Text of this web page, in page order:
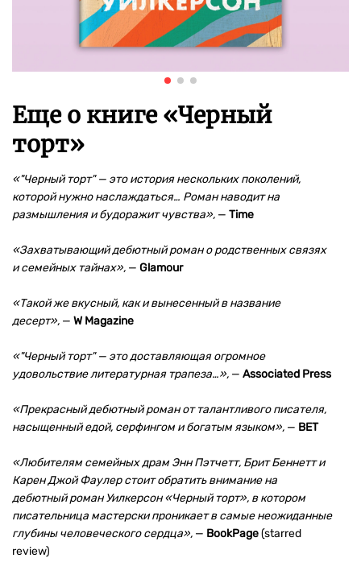
Еще о книге «Черный
торт»
«"Черный торт" — это история нескольких поколений,
которой нужно наслаждаться… Роман наводит на
размышления и будоражит чувства», — Time
«Захватывающий дебютный роман о родственных связях
и семейных тайнах», — Glamour
«Такой же вкусный, как и вынесенный в название
десерт», — W Magazine
«"Черный торт" — это доставляющая огромное
удовольствие литературная трапеза…», — Associated Press
«Прекрасный дебютный роман от талантливого писателя,
насыщенный едой, серфингом и богатым языком», — BET
«Любителям семейных драм Энн Пэтчетт, Брит Беннетт и
Карен Джой Фаулер стоит обратить внимание на
дебютный роман Уилкерсон «Черный торт», в котором
писательница мастерски проникает в самые неожиданные
глубины человеческого сердца», — BookPage(starred
review)